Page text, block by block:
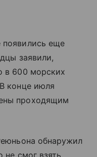
еще
заявили,
в 600 морских
конце июля
проходящим
обнаружил
не смог взять